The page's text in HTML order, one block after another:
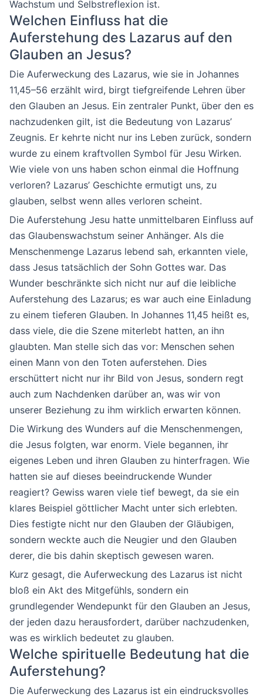
Wachstum und Selbstreflexion ist.
Welchen Einfluss hat die
Auferstehung des Lazarus auf den
Glauben an Jesus?
Die Auferweckung des Lazarus, wie sie in Johannes
11,45–56 erzählt wird, birgt tiefgreifende Lehren über
den Glauben an Jesus. Ein zentraler Punkt, über den es
nachzudenken gilt, ist die Bedeutung von Lazarus’
Zeugnis. Er kehrte nicht nur ins Leben zurück, sondern
wurde zu einem kraftvollen Symbol für Jesu Wirken.
Wie viele von uns haben schon einmal die Hoffnung
verloren? Lazarus’ Geschichte ermutigt uns, zu
glauben, selbst wenn alles verloren scheint.
Die Auferstehung Jesu hatte unmittelbaren Einfluss auf
das Glaubenswachstum seiner Anhänger. Als die
Menschenmenge Lazarus lebend sah, erkannten viele,
dass Jesus tatsächlich der Sohn Gottes war. Das
Wunder beschränkte sich nicht nur auf die leibliche
Auferstehung des Lazarus; es war auch eine Einladung
zu einem tieferen Glauben. In Johannes 11,45 heißt es,
dass viele, die die Szene miterlebt hatten, an ihn
glaubten. Man stelle sich das vor: Menschen sehen
einen Mann von den Toten auferstehen. Dies
erschüttert nicht nur ihr Bild von Jesus, sondern regt
auch zum Nachdenken darüber an, was wir von
unserer Beziehung zu ihm wirklich erwarten können.
Die Wirkung des Wunders auf die Menschenmengen,
die Jesus folgten, war enorm. Viele begannen, ihr
eigenes Leben und ihren Glauben zu hinterfragen. Wie
hatten sie auf dieses beeindruckende Wunder
reagiert? Gewiss waren viele tief bewegt, da sie ein
klares Beispiel göttlicher Macht unter sich erlebten.
Dies festigte nicht nur den Glauben der Gläubigen,
sondern weckte auch die Neugier und den Glauben
derer, die bis dahin skeptisch gewesen waren.
Kurz gesagt, die Auferweckung des Lazarus ist nicht
bloß ein Akt des Mitgefühls, sondern ein
grundlegender Wendepunkt für den Glauben an Jesus,
der jeden dazu herausfordert, darüber nachzudenken,
was es wirklich bedeutet zu glauben.
Welche spirituelle Bedeutung hat die
Auferstehung?
Die Auferweckung des Lazarus ist ein eindrucksvolles